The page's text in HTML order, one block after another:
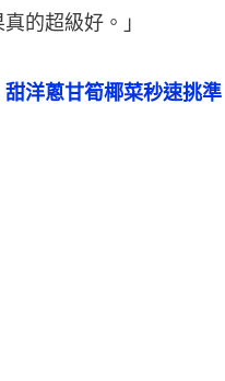
的超級好。」
洋蔥甘筍椰菜秒速挑